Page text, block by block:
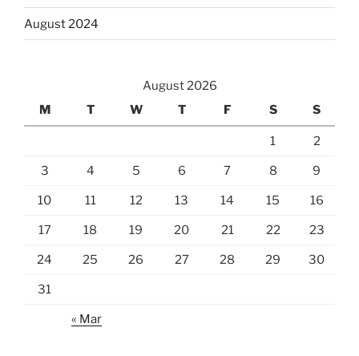
August 2024
August 2026
M
T W T F S S
1 2
3 4 5 6 7 8 9
10 11 12 13 14 15 16
17 18 19 20 21 22 23
24 25 26 27 28 29 30
31
« Mar